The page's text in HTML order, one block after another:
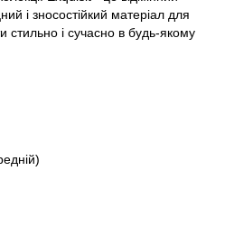
і зносостійкий матеріал для
стильно і сучасно в будь-якому